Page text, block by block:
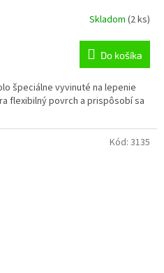
Skladom (2 ks)
Do košíka
špeciálne vyvinuté na lepenie
flexibilný povrch a prispôsobí sa
Kód: 3135